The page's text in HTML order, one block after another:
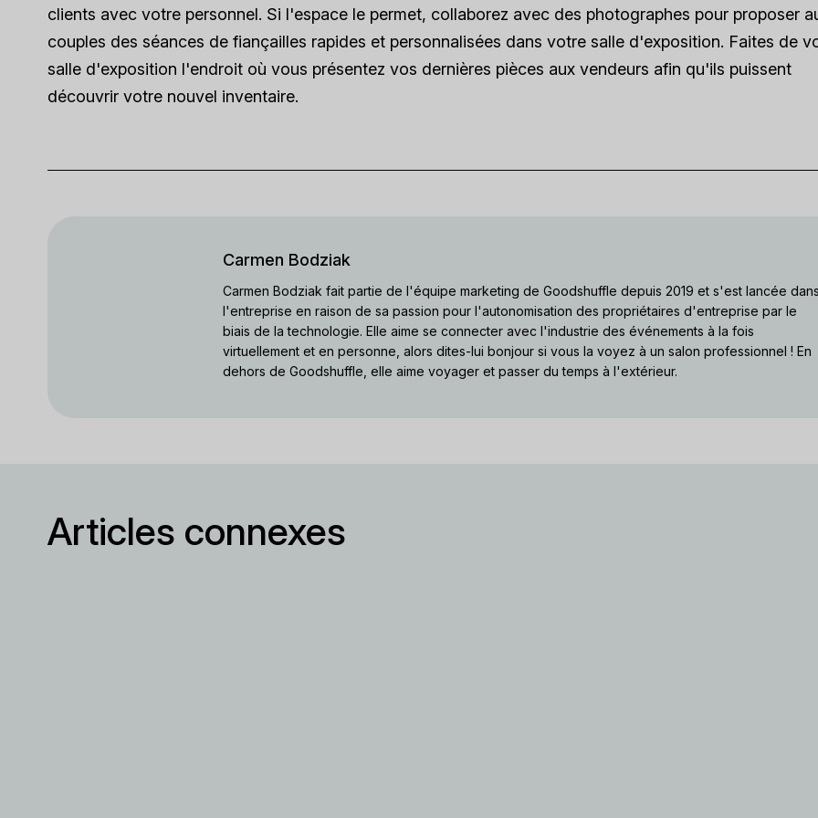
clients avec votre personnel. Si l'espace le permet, collaborez avec des photographes pour proposer
couples des séances de fiançailles rapides et personnalisées dans votre salle d'exposition. Faites de
salle d'exposition l'endroit où vous présentez vos dernières pièces aux vendeurs afin qu'ils puissent
découvrir votre nouvel inventaire.
Carmen Bodziak
Carmen Bodziak fait partie de l'équipe marketing de Goodshuffle depuis 2019 et s'est lancée dans
l'entreprise en raison de sa passion pour l'autonomisation des propriétaires d'entreprise par le
biais de la technologie. Elle aime se connecter avec l'industrie des événements à la fois
virtuellement et en personne, alors dites-lui bonjour si vous la voyez à un salon professionnel ! En
dehors de Goodshuffle, elle aime voyager et passer du temps à l'extérieur.
Articles connexes